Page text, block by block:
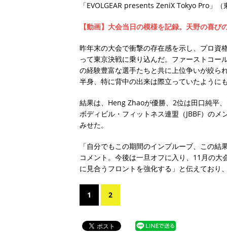
「EVOLGEAR presents ZeniX Tokyo Pro」（
【動画】大会当日の模様を記録。天野の喜び
昨年末の大会で衝撃の存在感を示し、プロ資
って東京決戦に乗り込んだ。ファーストコ
の経験豊富な選手たちと共に上位争いが絞ら
半身、特に背中の出来は際立っていたようにも
結果は、Heng Zhaoが優勝、2位は田口純平
ボディビル・フィットネス連盟（JBBF）の
みせた。
「自分でもこの期間のインプルーブ、この
コメント。今後は一旦オフに入り、11月の
に見合うフロントを強化する」と伝えており
1 2